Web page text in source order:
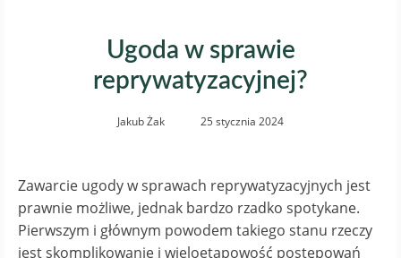
Ugoda w sprawie
reprywatyzacyjnej?
Jakub Żak 25 stycznia 2024
Zawarcie ugody w sprawach reprywatyzacyjnych jest
prawnie możliwe, jednak bardzo rzadko spotykane.
Pierwszym i głównym powodem takiego stanu rzeczy
jest skomplikowanie i wieloetapowość postępowań